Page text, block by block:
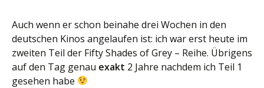
Auch wenn er schon beinahe drei Wochen in den
deutschen Kinos angelaufen ist: ich war erst heute im
zweiten Teil der Fifty Shades of Grey – Reihe. Übrigens
auf den Tag genau exakt 2 Jahre nachdem ich Teil 1
gesehen habe